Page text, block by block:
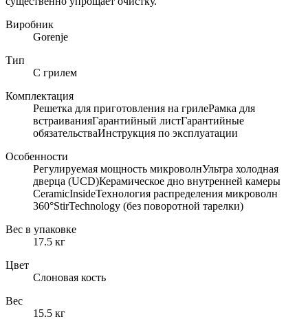
Виробник
Gorenje
Тип
С грилем
Комплектация
Решетка для приготовления на грилеРамка для
встраиванияГарантийный листГарантийные
обязательстваИнструкция по эксплуатации
Особенности
Регулируемая мощность микроволнУльтра холодная
дверца (UCD)Керамическое дно внутренней камеры
CeramicInsideТехнология распределения микроволн
360°StirTechnology (без поворотной тарелки)
Вес в упаковке
17.5 кг
Цвет
Слоновая кость
Вес
15.5 кг